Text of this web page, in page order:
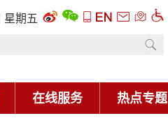
星期五
在线服务 热点专题